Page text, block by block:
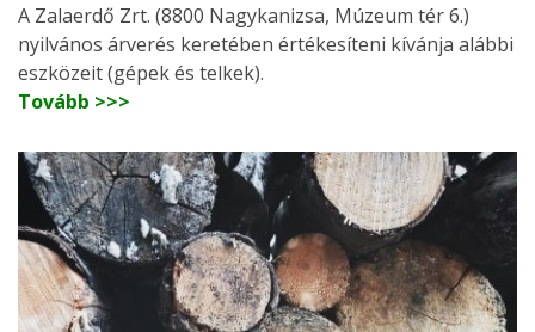
A Zalaerdő Zrt. (8800 Nagykanizsa, Múzeum tér 6.)
nyilvános árverés keretében értékesíteni kívánja alábbi
eszközeit (gépek és telkek).
Tovább >>>